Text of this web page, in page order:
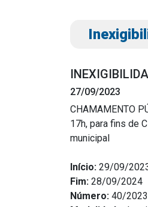
Transparência
Portal da Transparência
Radar da Transparência
27/09/2023
CHAMAMENTO
17h, para fins de
municipal
Início: 29/09/
Fim: 28/09/2024
Número: 40/2023